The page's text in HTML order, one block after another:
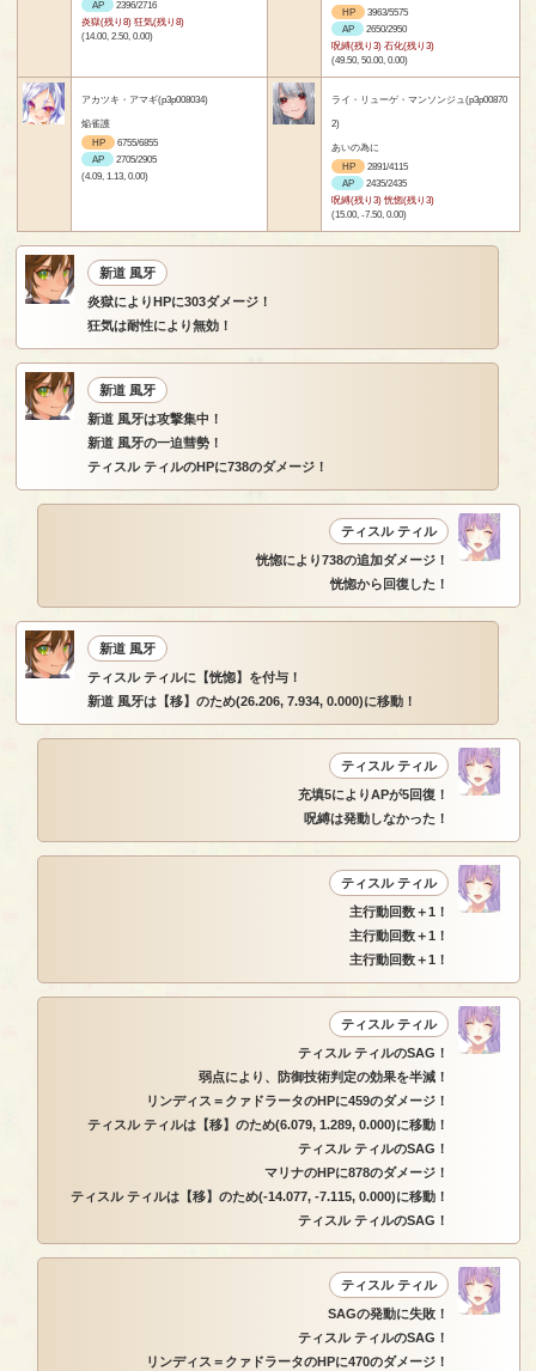
AP
2396/2716
炎獄(残り8) 狂気(残り8)
(14.00, 2.50, 0.00)
HP
3963/5575
AP
2650/2950
呪縛(残り3) 石化(残り3)
(49.50, 50.00, 0.00)
アカツキ・アマギ(p3p008034)
焔雀護
HP
6755/6855
AP
2705/2905
(4.09, 1.13, 0.00)
ライ・リューゲ・マンソンジュ(p3p00870
2)
あいの為に
HP
2891/4115
AP
2435/2435
呪縛(残り3) 恍惚(残り3)
(15.00, -7.50, 0.00)
新道 風牙
炎獄によりHPに303ダメージ！
狂気は耐性により無効！
新道 風牙
新道 風牙は攻撃集中！
新道 風牙の一迫彗勢！
ティスル ティルのHPに738のダメージ！
ティスル ティル
恍惚により738の追加ダメージ！
恍惚から回復した！
新道 風牙
ティスル ティルに【恍惚】を付与！
新道 風牙は【移】のため(26.206, 7.934, 0.000)に移動！
ティスル ティル
充填5によりAPが5回復！
呪縛は発動しなかった！
ティスル ティル
主行動回数＋1！
主行動回数＋1！
主行動回数＋1！
ティスル ティル
ティスル ティルのSAG！
弱点により、防御技術判定の効果を半減！
リンディス＝クァドラータのHPに459のダメージ！
ティスル ティルは【移】のため(6.079, 1.289, 0.000)に移動！
ティスル ティルのSAG！
マリナのHPに878のダメージ！
ティスル ティルは【移】のため(-14.077, -7.115, 0.000)に移動！
ティスル ティルのSAG！
ティスル ティル
SAGの発動に失敗！
ティスル ティルのSAG！
リンディス＝クァドラータのHPに470のダメージ！